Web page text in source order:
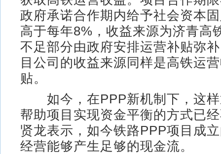
政府承诺合作期内给予社会资本
高于每年8%，收益来源为济青高
不足部分由政府安排运营补贴弥
目公司的收益来源同样是高铁运
贴。
如今，在PPP新机制下，这样
帮助项目实现资金平衡的方式已
贤龙表示，如今铁路PPP项目成
经营能够产生足够的现金流。